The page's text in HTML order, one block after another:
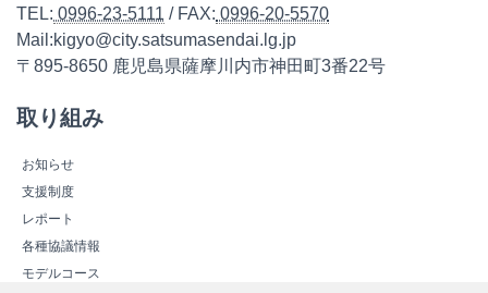
TEL: 0996-23-5111 / FAX: 0996-20-5570
Mail:kigyo@city.satsumasendai.lg.jp
〒895-8650 鹿児島県薩摩川内市神田町3番22号
取り組み
お知らせ
支援制度
レポート
各種協議情報
モデルコース